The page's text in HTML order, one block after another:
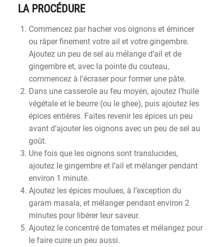
LA PROCÉDURE
Commencez par hacher vos oignons et émincer
ou râper finement votre ail et votre gingembre.
Ajoutez un peu de sel au mélange d’ail et de
gingembre et, avec la pointe du couteau,
commencez à l’écraser pour former une pâte.
Dans une casserole au feu moyen, ajoutez l’huile
végétale et le beurre (ou le ghee), puis ajoutez les
épices entières. Faites revenir les épices un peu
avant d’ajouter les oignons avec un peu de sel au
goût.
Une fois que les oignons sont translucides,
ajoutez le gingembre et l’ail et mélanger pendant
environ 1 minute.
Ajoutez les épices moulues, à l’exception du
garam masala, et mélanger pendant environ 2
minutes pour libérer leur saveur.
Ajoutez le concentré de tomates et mélangez pour
le faire cuire un peu aussi.